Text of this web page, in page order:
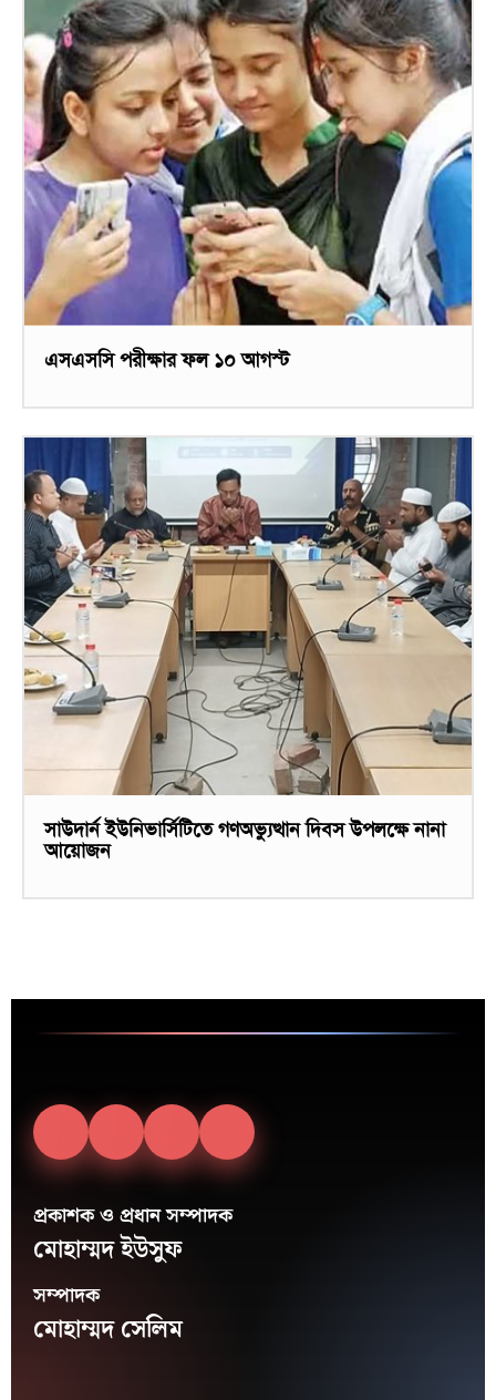
এসএসসি পরীক্ষার ফল ১০ আগস্ট
সাউদার্ন ইউনিভার্সিটিতে গণঅভ্যুত্থান দিবস উপলক্ষে নানা
আয়োজন
প্রকাশক ও প্রধান সম্পাদক
মোহাম্মদ ইউসুফ
সম্পাদক
মোহাম্মদ সেলিম